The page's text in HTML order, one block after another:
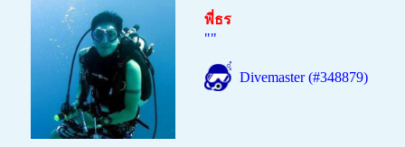
พี่ธร
""
Divemaster (#348879)